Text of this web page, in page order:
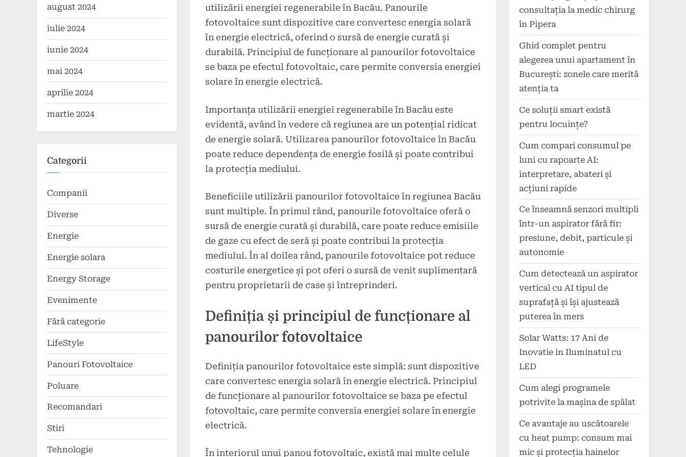
utilizării energiei regenerabile în Bacău. Panourile
fotovoltaice sunt dispozitive care convertesc energia solară
în energie electrică, oferind o sursă de energie curată și
durabilă. Principiul de funcționare al panourilor fotovoltaice
se baza pe efectul fotovoltaic, care permite conversia energiei
solare în energie electrică.
Importanța utilizării energiei regenerabile în Bacău este
evidentă, având în vedere că regiunea are un potențial ridicat
de energie solară. Utilizarea panourilor fotovoltaice în Bacău
poate reduce dependența de energie fosilă și poate contribui
la protecția mediului.
Beneficiile utilizării panourilor fotovoltaice în regiunea Bacău
sunt multiple. În primul rând, panourile fotovoltaice oferă o
sursă de energie curată și durabilă, care poate reduce emisiile
de gaze cu efect de seră și poate contribui la protecția
mediului. În al doilea rând, panourile fotovoltaice pot reduce
costurile energetice și pot oferi o sursă de venit suplimentară
pentru proprietarii de case și întreprinderi.
Definiția și principiul de funcționare al
panourilor fotovoltaice
Definiția panourilor fotovoltaice este simplă: sunt dispozitive
care convertesc energia solară în energie electrică. Principiul
de funcționare al panourilor fotovoltaice se baza pe efectul
fotovoltaic, care permite conversia energiei solare în energie
electrică.
În interiorul unui panou fotovoltaic, există mai multe celule
august 2024
iulie 2024
iunie 2024
mai 2024
aprilie 2024
martie 2024
Categorii
Companii
Diverse
Energie
Energie solara
Energy Storage
Evenimente
Fără categorie
LifeStyle
Panouri Fotovoltaice
Poluare
Recomandari
Stiri
Tehnologie
consultația la medic chirurg
în Pipera
Ghid complet pentru
alegerea unui apartament în
București: zonele care merită
atenția ta
Ce soluții smart există
pentru locuințe?
Cum compari consumul pe
luni cu rapoarte AI:
interpretare, abateri și
acțiuni rapide
Ce înseamnă senzori multipli
într-un aspirator fără fir:
presiune, debit, particule și
autonomie
Cum detectează un aspirator
vertical cu AI tipul de
suprafață și își ajustează
puterea în mers
Solar Watts: 17 Ani de
Inovatie in Iluminatul cu
LED
Cum alegi programele
potrivite la mașina de spălat
Ce avantaje au uscătoarele
cu heat pump: consum mai
mic și protecția hainelor